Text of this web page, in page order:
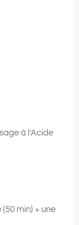
à l’Acide
min) + une